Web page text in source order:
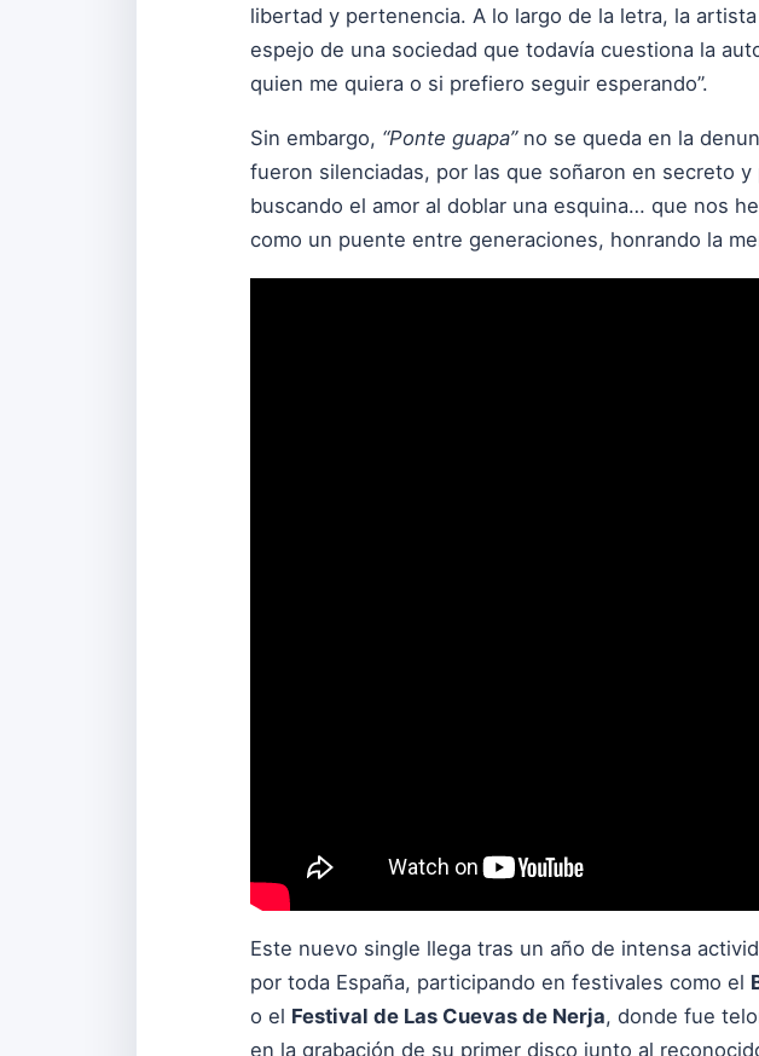
libertad y pertenencia. A lo largo de la letra, la
espejo de una sociedad que todavía cuestiona la
quien me quiera o si prefiero seguir esperando”.
Sin embargo, “Ponte guapa”no se queda en la
fueron silenciadas, por las que soñaron en secreto
buscando el amor al doblar una esquina… que nos
como un puente entre generaciones, honrando la
Este nuevo single llega tras un año de intensa
por toda España, participando en festivales como el
o el Festival de Las Cuevas de Nerja, donde fue
en la grabación de su primer disco junto al